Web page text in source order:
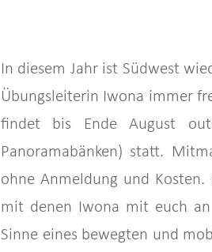
In diesem Jahr ist Südwest
Übungsleiterin Iwona immer
findet bis Ende August
Panoramabänken) statt.
ohne Anmeldung und Kosten.
mit denen Iwona mit euch an
Sinne eines bewegten und